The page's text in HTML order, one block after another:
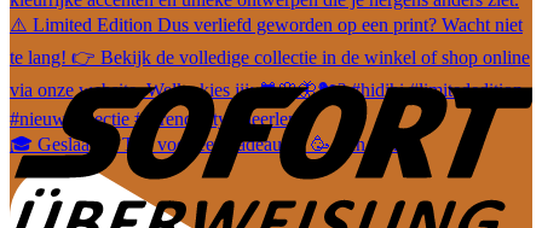
🎓 Geslaagd? Tijd voor een cadeautje! 🥳 Van leuke